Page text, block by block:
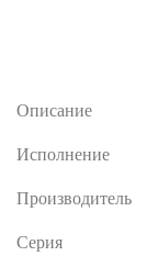
Описание
Исполнение
Производитель
Серия